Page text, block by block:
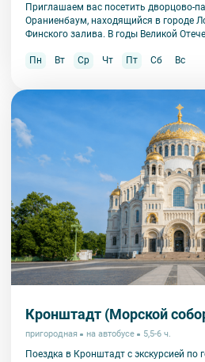
Приглашаем вас посетить дворцово-
Ораниенбаум, находящийся в городе
Финского залива. В годы Великой
другие пригороды Петербурга и
Пн Вт Ср Чт Пт Сб Вс
Кронштадт (Морской
пригородная на автобусе 5,5-6 ч.
Поездка в Кронштадт с экскурсией по